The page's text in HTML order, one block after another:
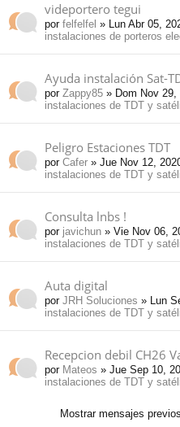
videportero tegui
por felfelfel » Lun Abr 05,
instalaciones de porteros
Ayuda instalación Sat-
por Zappy85 » Dom Nov 29,
instalaciones de TDT y
Peligro Estaciones TDT
por Cafer » Jue Nov 12,
instalaciones de TDT y
Consulta lnbs !
por javichun » Vie Nov 06,
instalaciones de TDT y
Auta digital
por JRH Soluciones » Lun
instalaciones de TDT y
Recepcion debil CH26
por Mateos » Jue Sep 10,
instalaciones de TDT y
Mostrar mensajes previos